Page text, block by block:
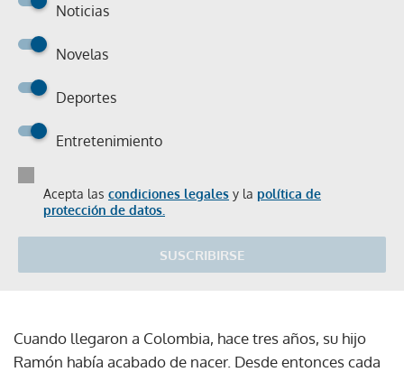
Noticias
Novelas
Deportes
Entretenimiento
Acepta las condiciones legales y la política de
protección de datos.
SUSCRIBIRSE
Cuando llegaron a Colombia, hace tres años, su hijo
Ramón había acabado de nacer. Desde entonces cada